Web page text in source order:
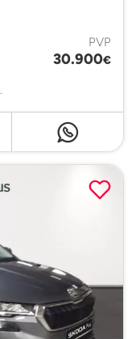
PVP
30.900€